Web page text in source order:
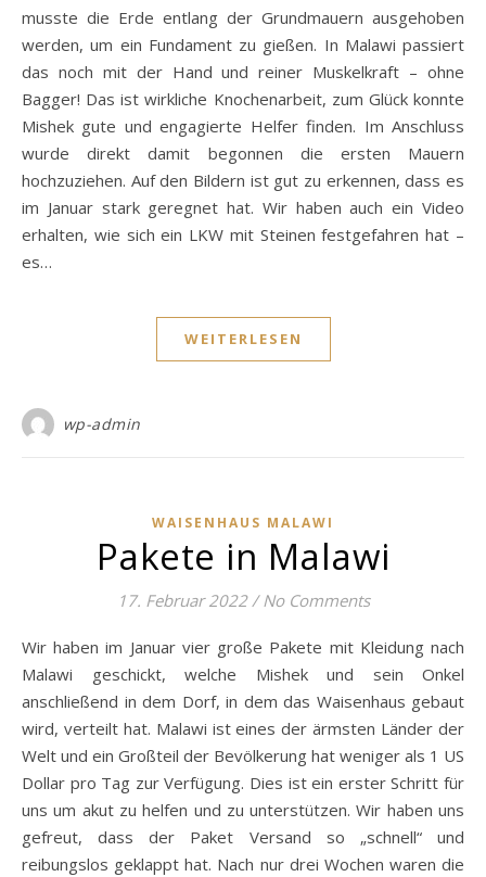
musste die Erde entlang der Grundmauern ausgehoben
werden, um ein Fundament zu gießen. In Malawi passiert
das noch mit der Hand und reiner Muskelkraft – ohne
Bagger! Das ist wirkliche Knochenarbeit, zum Glück konnte
Mishek gute und engagierte Helfer finden. Im Anschluss
wurde direkt damit begonnen die ersten Mauern
hochzuziehen. Auf den Bildern ist gut zu erkennen, dass es
im Januar stark geregnet hat. Wir haben auch ein Video
erhalten, wie sich ein LKW mit Steinen festgefahren hat –
es…
WEITERLESEN
wp-admin
WAISENHAUS MALAWI
Pakete in Malawi
17. Februar 2022 / No Comments
Wir haben im Januar vier große Pakete mit Kleidung nach
Malawi geschickt, welche Mishek und sein Onkel
anschließend in dem Dorf, in dem das Waisenhaus gebaut
wird, verteilt hat. Malawi ist eines der ärmsten Länder der
Welt und ein Großteil der Bevölkerung hat weniger als 1 US
Dollar pro Tag zur Verfügung. Dies ist ein erster Schritt für
uns um akut zu helfen und zu unterstützen. Wir haben uns
gefreut, dass der Paket Versand so „schnell“ und
reibungslos geklappt hat. Nach nur drei Wochen waren die